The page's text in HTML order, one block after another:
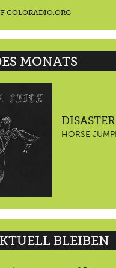
COLORADIO.ORG
MONATS
HORSE
BLEIBEN